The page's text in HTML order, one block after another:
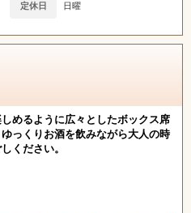
定休日 日曜
めるように広々としたボックス席
っくりお酒を飲みながら大人の時
ください。